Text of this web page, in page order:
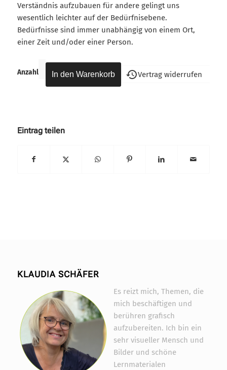
Verständnis aufzubauen für andere gelingt uns
wesentlich leichter auf der Bedürfnisebene.
Bedürfnisse sind immer unabhängig von einem Ort,
einer Zeit und/oder einer Person.
Anzahl Vertrag widerrufen
Eintrag teilen
KLAUDIA SCHÄFER
Es reizt mich, Themen, die
mich beschäftigen und
berühren grafisch
aufzubereiten. Ich bin ein
sehr visueller Mensch und
Bilder und schöne
Lernmaterialen